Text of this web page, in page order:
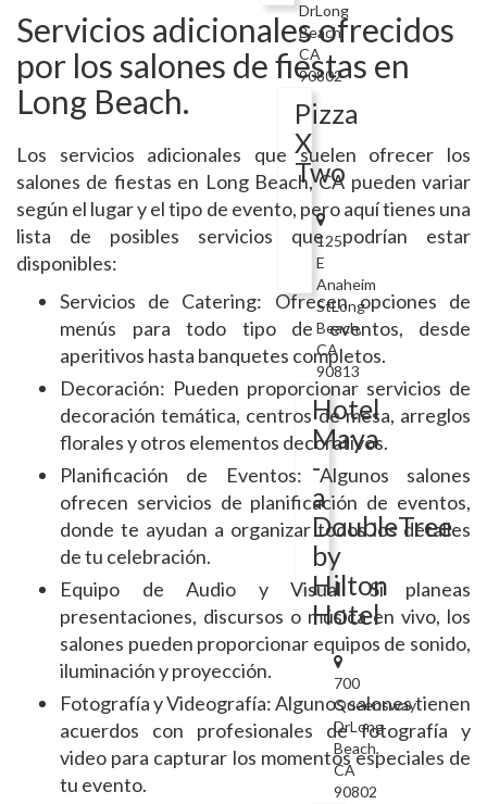
DrLong
Beach,
CA
90802
Pizza
X
Two
125
E
Anaheim
StLong
Beach,
CA
90813
Hotel
Maya
-
a
DoubleTree
by
Hilton
Hotel
700
Queensway
DrLong
Beach,
CA
90802
Servicios adicionales ofrecidos
por los salones de fiestas en
Long Beach.
Los servicios adicionales que suelen ofrecer los
salones de fiestas en Long Beach, CA pueden variar
según el lugar y el tipo de evento, pero aquí tienes una
lista de posibles servicios que podrían estar
disponibles:
Servicios de Catering: Ofrecen opciones de
menús para todo tipo de eventos, desde
aperitivos hasta banquetes completos.
Decoración: Pueden proporcionar servicios de
decoración temática, centros de mesa, arreglos
florales y otros elementos decorativos.
Planificación de Eventos: Algunos salones
ofrecen servicios de planificación de eventos,
donde te ayudan a organizar todos los detalles
de tu celebración.
Equipo de Audio y Visual: Si planeas
presentaciones, discursos o música en vivo, los
salones pueden proporcionar equipos de sonido,
iluminación y proyección.
Fotografía y Videografía: Algunos salones tienen
acuerdos con profesionales de fotografía y
video para capturar los momentos especiales de
tu evento.